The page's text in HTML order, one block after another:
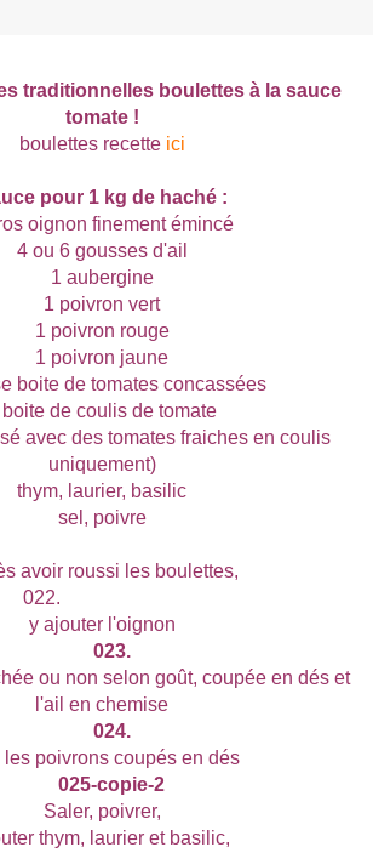
traditionnelles boulettes à la sauce
tomate !
boulettes recette ici
pour 1 kg de haché :
oignon finement émincé
4 ou 6 gousses d'ail
1 aubergine
1 poivron vert
1 poivron rouge
1 poivron jaune
boite de tomates concassées
boite de coulis de tomate
avec des tomates fraiches en coulis
uniquement)
thym, laurier, basilic
sel, poivre
avoir roussi les boulettes,
y ajouter l'oignon
ou non selon goût, coupée en dés et
l'ail en chemise
les poivrons coupés en dés
Saler, poivrer,
thym, laurier et basilic,